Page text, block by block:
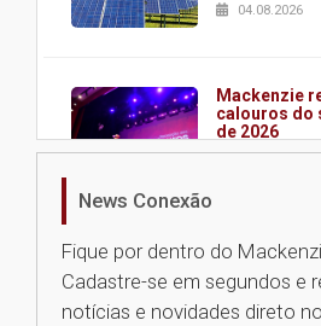
04.08.2026
Mackenzie
calouros do
de 2026
Como o
Brasília
estudantes
mesmo do
News Conexão
Fique por dentro do
Cadastre-se em segundos e
notícias e novidades direto